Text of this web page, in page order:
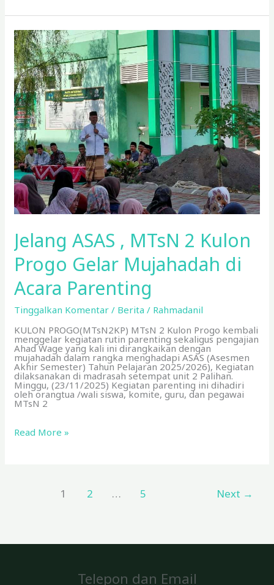
Jelang ASAS , MTsN 2 Kulon
Progo Gelar Mujahadah di
Acara Parenting
Tinggalkan Komentar / Berita / Rahmadanil
KULON PROGO(MTsN2KP) MTsN 2 Kulon Progo kembali
menggelar kegiatan rutin parenting sekaligus pengajian
Ahad Wage yang kali ini dirangkaikan dengan
mujahadah dalam rangka menghadapi ASAS (Asesmen
Akhir Semester) Tahun Pelajaran 2025/2026), Kegiatan
dilaksanakan di madrasah setempat unit 2 Palihan.
Minggu, (23/11/2025) Kegiatan parenting ini dihadiri
oleh orangtua /wali siswa, komite, guru, dan pegawai
MTsN 2
Jelang
ASAS
,
MTsN
2
Kulon
Progo
Gelar
Mujahadah
di
Acara
Parenting
Read More »
1 2 … 5 Next →
Telepon dan Email